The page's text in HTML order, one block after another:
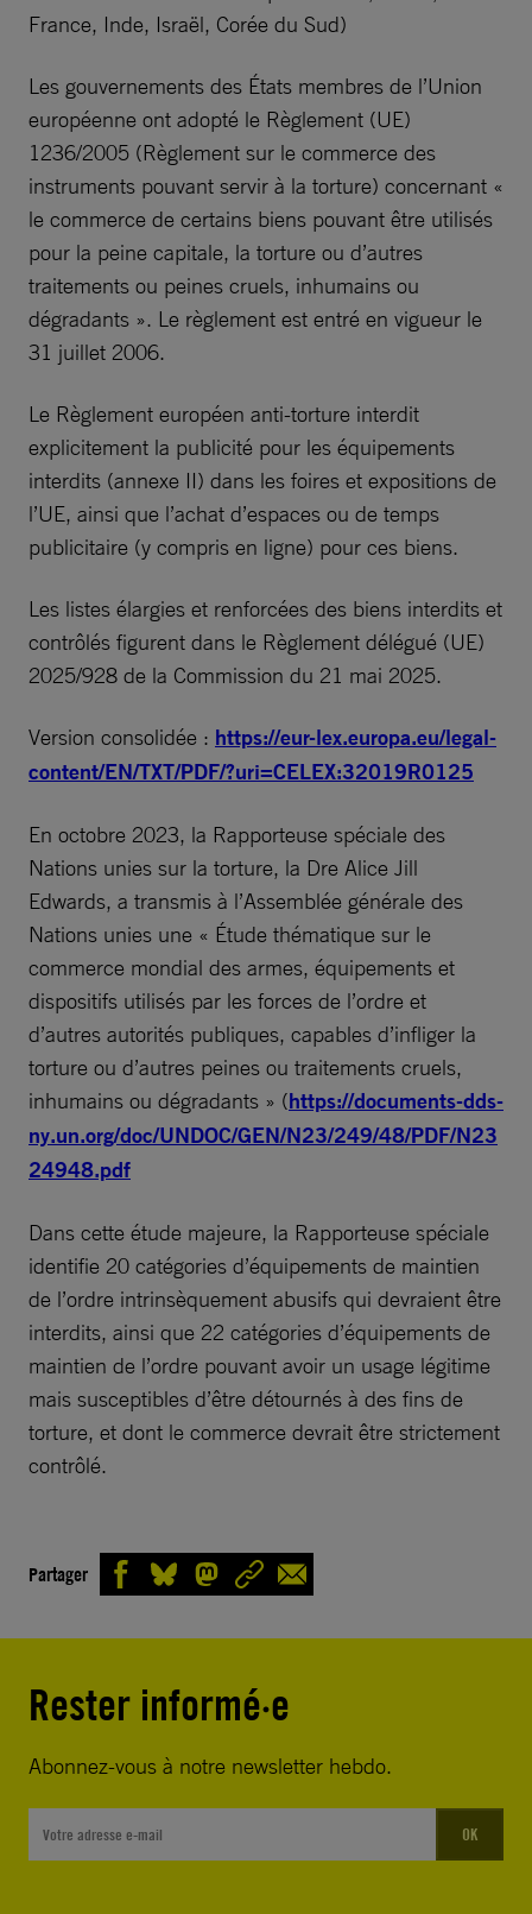
France, Inde, Israël, Corée du Sud)
Les gouvernements des États membres de l’Union
européenne ont adopté le Règlement (UE)
1236/2005 (Règlement sur le commerce des
instruments pouvant servir à la torture) concernant «
le commerce de certains biens pouvant être utilisés
pour la peine capitale, la torture ou d’autres
traitements ou peines cruels, inhumains ou
dégradants ». Le règlement est entré en vigueur le
31 juillet 2006.
Le Règlement européen anti-torture interdit
explicitement la publicité pour les équipements
interdits (annexe II) dans les foires et expositions de
l’UE, ainsi que l’achat d’espaces ou de temps
publicitaire (y compris en ligne) pour ces biens.
Les listes élargies et renforcées des biens interdits et
contrôlés figurent dans le Règlement délégué (UE)
2025/928 de la Commission du 21 mai 2025.
Version consolidée : https://eur-lex.europa.eu/legal-
content/EN/TXT/PDF/?uri=CELEX:32019R0125
En octobre 2023, la Rapporteuse spéciale des
Nations unies sur la torture, la Dre Alice Jill
Edwards, a transmis à l’Assemblée générale des
Nations unies une « Étude thématique sur le
commerce mondial des armes, équipements et
dispositifs utilisés par les forces de l’ordre et
d’autres autorités publiques, capables d’infliger la
torture ou d’autres peines ou traitements cruels,
inhumains ou dégradants » (https://documents-dds-
ny.un.org/doc/UNDOC/GEN/N23/249/48/PDF/N23
24948.pdf
Dans cette étude majeure, la Rapporteuse spéciale
identifie 20 catégories d’équipements de maintien
de l’ordre intrinsèquement abusifs qui devraient être
interdits, ainsi que 22 catégories d’équipements de
maintien de l’ordre pouvant avoir un usage légitime
mais susceptibles d’être détournés à des fins de
torture, et dont le commerce devrait être strictement
contrôlé.
Partager
Rester informé·e
Abonnez-vous à notre newsletter hebdo.
OK